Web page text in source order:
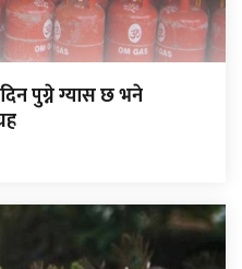
पुग्ने ग्यास छ भने